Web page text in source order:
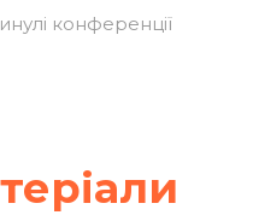
конференції